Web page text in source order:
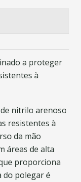
a proteger
à
nitrilo arenoso
resistentes à
da mão
áreas de alta
proporciona
do polegar é